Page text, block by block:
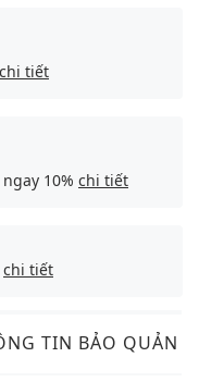
chi tiết
10% chi tiết
chi tiết
TIN BẢO QUẢN